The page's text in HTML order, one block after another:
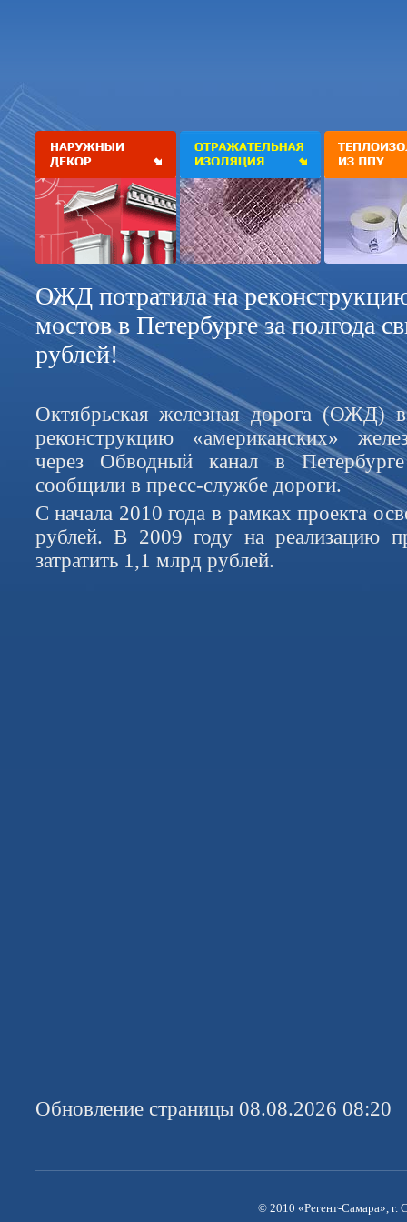
ОЖД потратила на
мостов в Петербурге за полгода
рублей!
Октябрьская железная дорога (ОЖД)
реконструкцию «американских»
через Обводный канал в
сообщили в пресс-службе дороги.
С начала 2010 года в рамках проекта
рублей. В 2009 году на реализацию
затратить 1,1 млрд рублей.
Обновление страницы 08.08.2026 08:20
© 2010 «Регент-Самара», г.